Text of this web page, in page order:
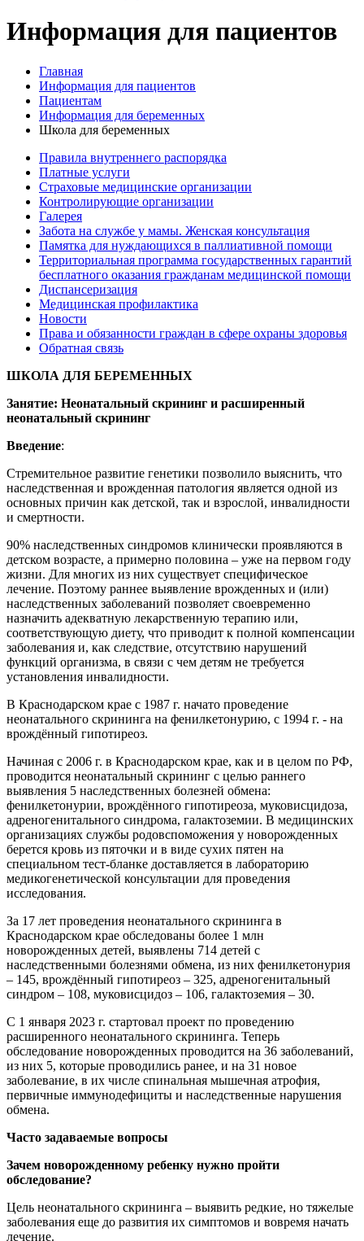
Информация для пациентов
Главная
Информация для пациентов
Пациентам
Информация для беременных
Школа для беременных
Правила внутреннего распорядка
Платные услуги
Страховые медицинские организации
Контролирующие организации
Галерея
Забота на службе у мамы. Женская консультация
Памятка для нуждающихся в паллиативной помощи
Территориальная программа государственных гарантий
бесплатного оказания гражданам медицинской помощи
Диспансеризация
Медицинская профилактика
Новости
Права и обязанности граждан в сфере охраны здоровья
Обратная связь
ШКОЛА ДЛЯ БЕРЕМЕННЫХ
Занятие: Неонатальный скрининг и расширенный
неонатальный скрининг
Введение:
Стремительное развитие генетики позволило выяснить, что
наследственная и врожденная патология является одной из
основных причин как детской, так и взрослой, инвалидности
и смертности.
90% наследственных синдромов клинически проявляются в
детском возрасте, а примерно половина – уже на первом году
жизни. Для многих из них существует специфическое
лечение. Поэтому раннее выявление врожденных и (или)
наследственных заболеваний позволяет своевременно
назначить адекватную лекарственную терапию или,
соответствующую диету, что приводит к полной компенсации
заболевания и, как следствие, отсутствию нарушений
функций организма, в связи с чем детям не требуется
установления инвалидности.
В Краснодарском крае с 1987 г. начато проведение
неонатального скрининга на фенилкетонурию, с 1994 г. - на
врождённый гипотиреоз.
Начиная с 2006 г. в Краснодарском крае, как и в целом по РФ,
проводится неонатальный скрининг с целью раннего
выявления 5 наследственных болезней обмена:
фенилкетонурии, врождённого гипотиреоза, муковисцидоза,
адреногенитального синдрома, галактоземии. В медицинских
организациях службы родовспоможения у новорожденных
берется кровь из пяточки и в виде сухих пятен на
специальном тест-бланке доставляется в лабораторию
медикогенетической консультации для проведения
исследования.
За 17 лет проведения неонатального скрининга в
Краснодарском крае обследованы более 1 млн
новорожденных детей, выявлены 714 детей с
наследственными болезнями обмена, из них фенилкетонурия
– 145, врождённый гипотиреоз – 325, адреногенитальный
синдром – 108, муковисцидоз – 106, галактоземия – 30.
С 1 января 2023 г. стартовал проект по проведению
расширенного неонатального скрининга. Теперь
обследование новорожденных проводится на 36 заболеваний,
из них 5, которые проводились ранее, и на 31 новое
заболевание, в их числе спинальная мышечная атрофия,
первичные иммунодефициты и наследственные нарушения
обмена.
Часто задаваемые вопросы
Зачем новорожденному ребенку нужно пройти
обследование?
Цель неонатального скрининга – выявить редкие, но тяжелые
заболевания еще до развития их симптомов и вовремя начать
лечение.